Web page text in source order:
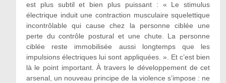
est plus subtil et bien plus puissant : « Le stimulus
électrique induit une contraction musculaire squelettique
incontrôlable qui cause chez la personne ciblée une
perte du contrôle postural et une chute. La personne
ciblée reste immobilisée aussi longtemps que les
impulsions électriques lui sont appliquées. ». Et c’est bien
là le point important. À travers le développement de cet
arsenal, un nouveau principe de la violence s’impose : ne